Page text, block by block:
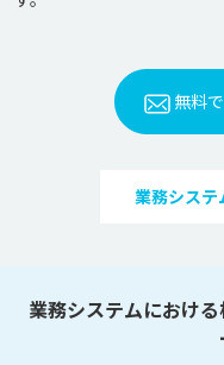
無料
業務システ
業務システムにおけ